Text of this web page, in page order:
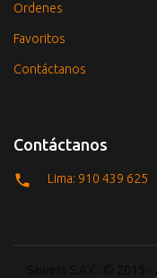
Ordenes
Favoritos
Contáctanos
Contáctanos
Lima: 910 439 625